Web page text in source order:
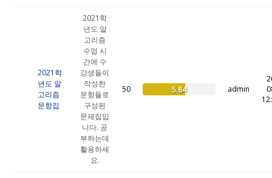
2021학
년도 알
고리즘
문항집
2021학
년도 알
고리즘
수업 시
간에 수
강생들이
작성한
문항들로
구성된
문제집입
니다. 공
부하는데
활용하세
요.
50 5.84 admin